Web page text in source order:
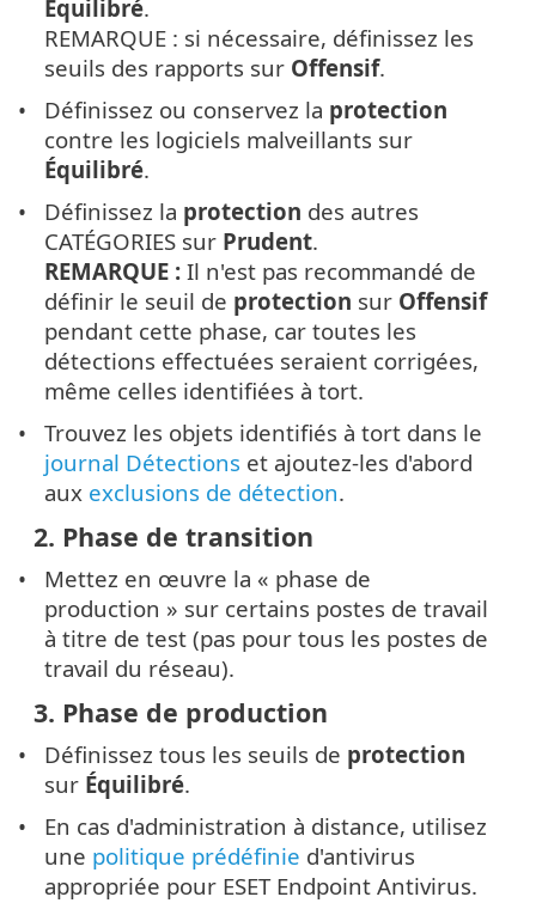
Équilibré.
REMARQUE : si nécessaire, définissez les
seuils des rapports sur Offensif.
Définissez ou conservez la protection
contre les logiciels malveillants sur
Équilibré.
Définissez la protection des autres
CATÉGORIES sur Prudent.
REMARQUE : Il n'est pas recommandé de
définir le seuil de protection sur Offensif
pendant cette phase, car toutes les
détections effectuées seraient corrigées,
même celles identifiées à tort.
Trouvez les objets identifiés à tort dans le
journal Détections et ajoutez-les d'abord
aux exclusions de détection.
2. Phase de transition
Mettez en œuvre la « phase de
production » sur certains postes de travail
à titre de test (pas pour tous les postes de
travail du réseau).
3. Phase de production
Définissez tous les seuils de protection
sur Équilibré.
En cas d'administration à distance, utilisez
une politique prédéfinie d'antivirus
appropriée pour ESET Endpoint Antivirus.